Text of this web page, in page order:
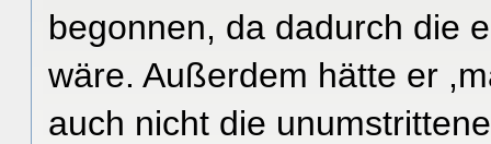
begonnen, da dadurch die
wäre. Außerdem hätte er
auch nicht die